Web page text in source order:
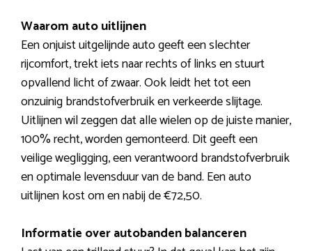
Waarom auto uitlijnen
Een onjuist uitgelijnde auto geeft een slechter
rijcomfort, trekt iets naar rechts of links en stuurt
opvallend licht of zwaar. Ook leidt het tot een
onzuinig brandstofverbruik en verkeerde slijtage.
Uitlijnen wil zeggen dat alle wielen op de juiste manier,
100% recht, worden gemonteerd. Dit geeft een
veilige wegligging, een verantwoord brandstofverbruik
en optimale levensduur van de band. Een auto
uitlijnen kost om en nabij de €72,50.
Informatie over autobanden balanceren